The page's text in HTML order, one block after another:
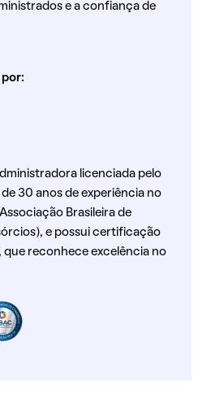
e a confiança de
licenciada pelo
30 anos de experiência no
Brasileira de
e possui certificação
que reconhece excelência no